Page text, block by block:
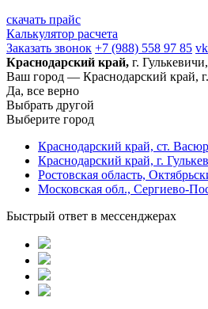
скачать прайс
Калькулятор расчета
Заказать звонок +7 (988) 558 97 85
Краснодарский край, г.
Ваш город — Краснодарский край,
Да, все верно
Выбрать другой
Выберите город
Краснодарский край, ст.
Краснодарский край, г.
Ростовская область,
Московская обл., Сергиево-
Быстрый ответ в мессенджерах